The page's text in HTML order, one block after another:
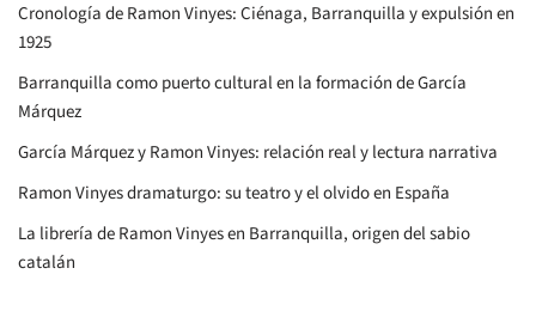
Cronología de Ramon Vinyes: Ciénaga, Barranquilla y expulsión en
1925
Barranquilla como puerto cultural en la formación de García
Márquez
García Márquez y Ramon Vinyes: relación real y lectura narrativa
Ramon Vinyes dramaturgo: su teatro y el olvido en España
La librería de Ramon Vinyes en Barranquilla, origen del sabio
catalán